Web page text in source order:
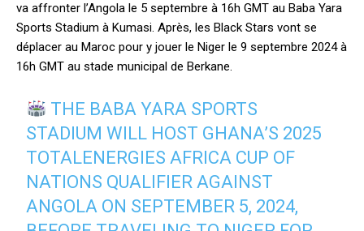
va affronter l’Angola le 5 septembre à 16h GMT au Baba Yara
Sports Stadium à Kumasi. Après, les Black Stars vont se
déplacer au Maroc pour y jouer le Niger le 9 septembre 2024 à
16h GMT au stade municipal de Berkane.
THE BABA YARA SPORTS
STADIUM WILL HOST GHANA’S 2025
TOTALENERGIES AFRICA CUP OF
NATIONS QUALIFIER AGAINST
ANGOLA ON SEPTEMBER 5, 2024,